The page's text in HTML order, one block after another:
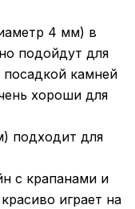
4 мм) в
подойдут для
посадкой камней
хороши для
подходит для
с крапанами и
играет на